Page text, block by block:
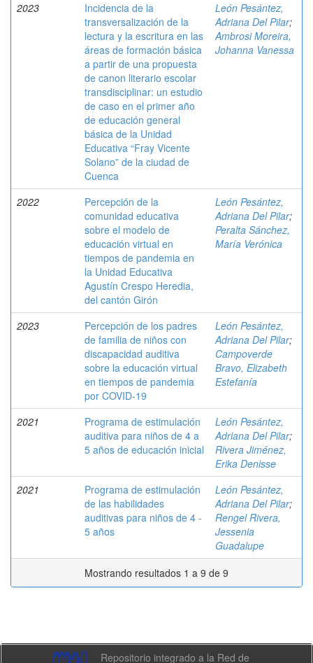
2023
Incidencia de la
transversalización de la
lectura y la escritura en las
áreas de formación básica
a partir de una propuesta
de canon literario escolar
transdisciplinar: un estudio
de caso en el primer año
de educación general
básica de la Unidad
Educativa “Fray Vicente
Solano” de la ciudad de
Cuenca
León Pesántez,
Adriana Del Pilar;
Ambrosi Moreira,
Johanna Vanessa
2022
Percepción de la
comunidad educativa
sobre el modelo de
educación virtual en
tiempos de pandemia en
la Unidad Educativa
Agustín Crespo Heredia,
del cantón Girón
León Pesántez,
Adriana Del Pilar;
Peralta Sánchez,
María Verónica
2023
Percepción de los padres
de familia de niños con
discapacidad auditiva
sobre la educación virtual
en tiempos de pandemia
por COVID-19
León Pesántez,
Adriana Del Pilar;
Campoverde
Bravo, Elizabeth
Estefanía
2021
Programa de estimulación
auditiva para niños de 4 a
5 años de educación inicial
León Pesántez,
Adriana Del Pilar;
Rivera Jiménez,
Erika Denisse
2021
Programa de estimulación
de las habilidades
auditivas para niños de 4 -
5 años
León Pesántez,
Adriana Del Pilar;
Rengel Rivera,
Jessenia
Guadalupe
Mostrando resultados 1 a 9 de 9
Repositorio integrado a la Red de